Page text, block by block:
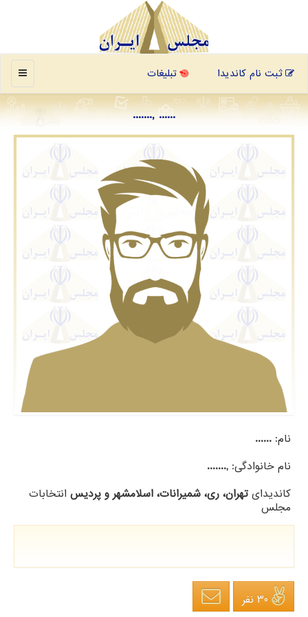
منو ثبت نام کاندیدا تبلیغات
...... ,.......
نام: ......
نام خانوادگی: ,.......
کاندیدای تهران، ری، شمیرانات، اسلامشهر و پردیس انتخابات
مجلس
30 نفر